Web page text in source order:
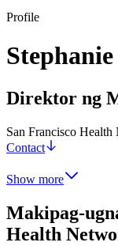
Profile
Direktor ng
San Francisco
Contact
Show more
Makipag-
Health